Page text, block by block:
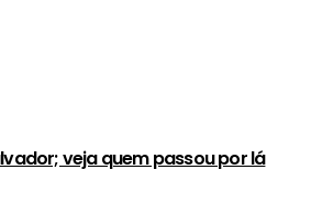
veja quem passou por lá